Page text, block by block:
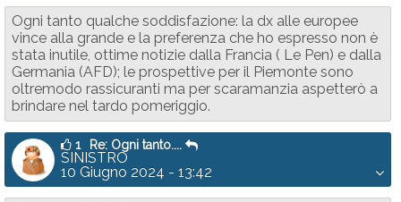
Ogni tanto qualche soddisfazione: la dx alle europee
vince alla grande e la preferenza che ho espresso non è
stata inutile, ottime notizie dalla Francia ( Le Pen) e dalla
Germania (AFD); le prospettive per il Piemonte sono
oltremodo rassicuranti ma per scaramanzia aspetterò a
brindare nel tardo pomeriggio.
1 Re: Ogni tanto....
SINISTRO
10 Giugno 2024 - 13:42